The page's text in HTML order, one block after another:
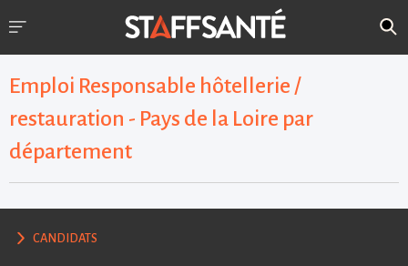
Emploi Responsable hôtellerie /
restauration - Pays de la Loire par
département
CANDIDATS